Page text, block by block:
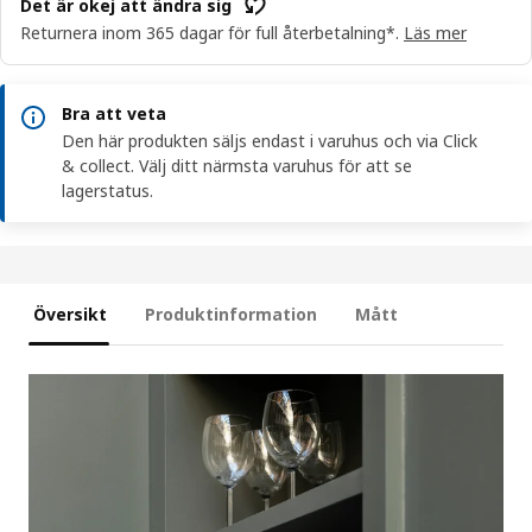
Det är okej att ändra sig
Returnera inom 365 dagar för full återbetalning*. Läs mer
Bra att veta
Den här produkten säljs endast i varuhus och via Click
& collect. Välj ditt närmsta varuhus för att se
lagerstatus.
Översikt Produktinformation Mått